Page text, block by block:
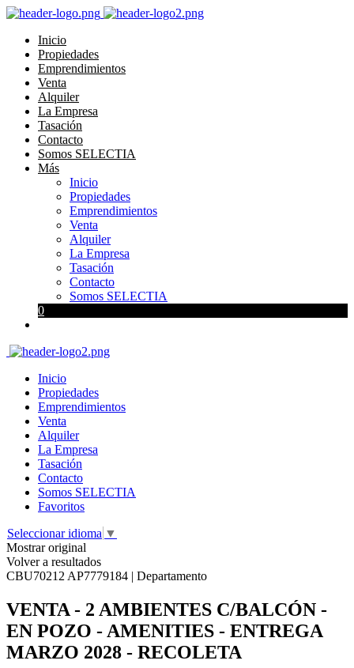
Inicio
Propiedades
Emprendimientos
Venta
Alquiler
La Empresa
Tasación
Contacto
Somos SELECTIA
Más
Inicio
Propiedades
Emprendimientos
Venta
Alquiler
La Empresa
Tasación
Contacto
Somos SELECTIA
0
Inicio
Propiedades
Emprendimientos
Venta
Alquiler
La Empresa
Tasación
Contacto
Somos SELECTIA
Favoritos
Seleccionar idioma ▼
Mostrar original
Volver a resultados
CBU70212 AP7779184 | Departamento
VENTA - 2 AMBIENTES C/BALCÓN -
EN POZO - AMENITIES - ENTREGA
MARZO 2028 - RECOLETA